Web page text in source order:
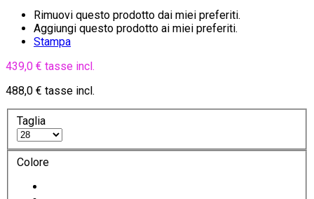
Rimuovi questo prodotto dai miei preferiti.
Aggiungi questo prodotto ai miei preferiti.
Stampa
439,0 € tasse incl.
488,0 € tasse incl.
Taglia
Colore